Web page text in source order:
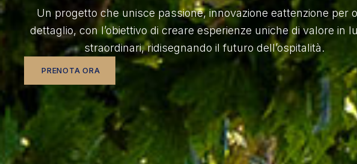
Un progetto che unisce passione, innovazione eattenzione per
dettaglio, con l’obiettivo di creare esperienze uniche di valore in
straordinari, ridisegnando il futuro dell’ospitalità.
PRENOTA ORA